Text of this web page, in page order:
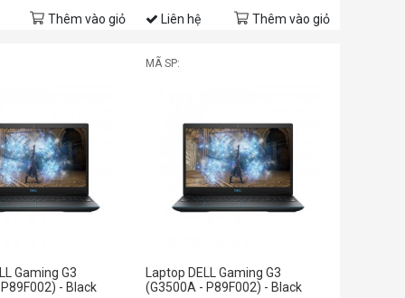
Thêm vào giỏ Liên hệ Thêm vào giỏ
Gaming G3
- Black
MÃ SP:
Laptop DELL Gaming G3
(G3500A - P89F002) - Black